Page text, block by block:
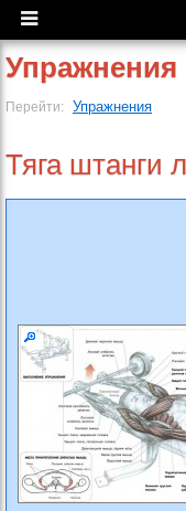
Упражнения
Перейти: Упражнения
Тяга штанги